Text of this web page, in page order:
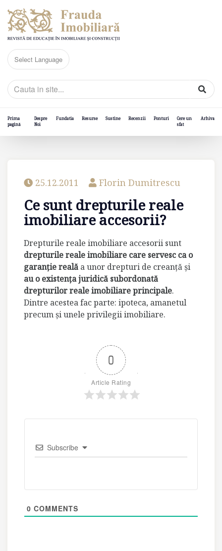
Prima
pagină
Despre
Noi
Fundatia Resurse Sustine Recenzii Ponturi
Cere un
sfat
Arhiva
25.12.2011 Florin Dumitrescu
Ce sunt drepturile reale
imobiliare accesorii?
Drepturile reale imobiliare accesorii sunt
drepturile reale imobiliare care servesc ca o
garanţie reală a unor drepturi de creanţă şi
au o existenţa juridică subordonată
drepturilor reale imobiliare principale.
Dintre acestea fac parte: ipoteca, amanetul
precum şi unele privilegii imobiliare.
0
Article Rating
Subscribe
0 COMMENTS